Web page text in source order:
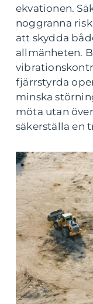
ekvationen.
noggranna
att skydda
allmänheten.
fjärrstyrda
minska
möta utan
säkerställa en